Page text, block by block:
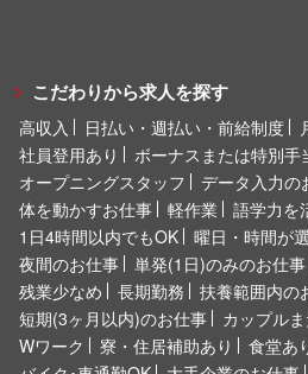
こだわりから求人を探す
高収入 日払い・週払い・前給制度
社員登用あり
ボーナスまたは特別手
オープニングスタッフ
データ入力の
体を動かすお仕事
軽作業 語学力を
1日4時間以内でもOK
曜日・時間が
夜間のお仕事
単発(1日)のみのお仕事
残業少なめ
長期勤務
扶養範囲内の
短期(3ヶ月以内)のお仕事
カップル
Wワーク
寮・住居補助あり 食堂あ